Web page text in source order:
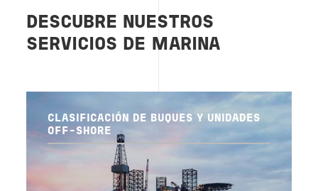
DESCUBRE NUESTROS
SERVICIOS DE MARINA
CLASIFICACIÓN DE BUQUES Y UNIDADES
OFF-SHORE